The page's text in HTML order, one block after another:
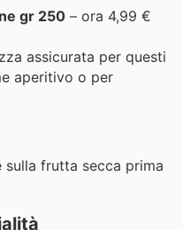
gr 250 – ora 4,99 €
assicurata per questi
aperitivo o per
frutta secca prima